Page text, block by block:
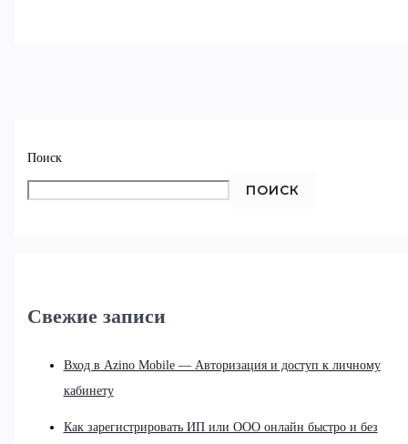
Поиск
ПОИСК
Свежие записи
Вход в Azino Mobile — Авторизация и доступ к личному
кабинету
Как зарегистрировать ИП или ООО онлайн быстро и без